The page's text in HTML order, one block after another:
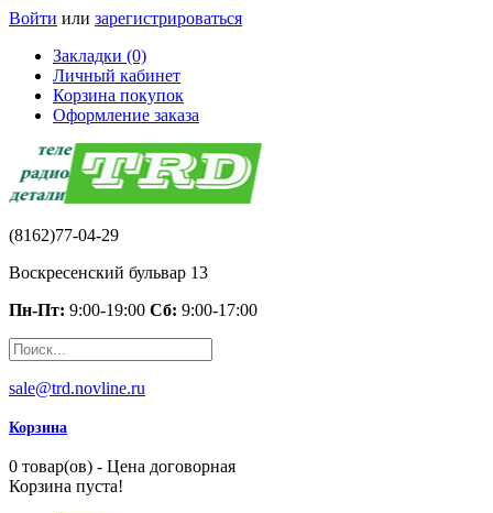
Войти или зарегистрироваться
Закладки (0)
Личный кабинет
Корзина покупок
Оформление заказа
(8162)77-04-29
Воскресенский бульвар 13
Пн-Пт: 9:00-19:00 Сб: 9:00-17:00
sale@trd.novline.ru
Корзина
0 товар(ов) - Цена договорная
Корзина пуста!